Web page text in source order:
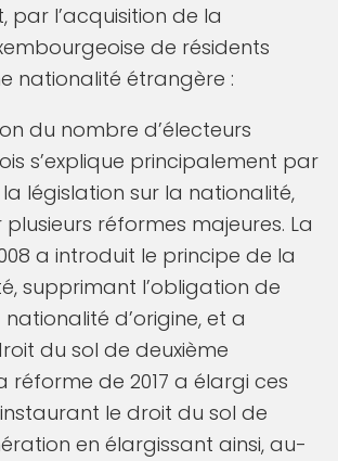
par l’acquisition de la
de résidents
nationalité étrangère :
du nombre d’électeurs
s’explique principalement par
la législation sur la nationalité,
réformes majeures. La
a introduit le principe de la
supprimant l’obligation de
d’origine, et a
du sol de deuxième
réforme de 2017 a élargi ces
le droit du sol de
en élargissant ainsi, au-